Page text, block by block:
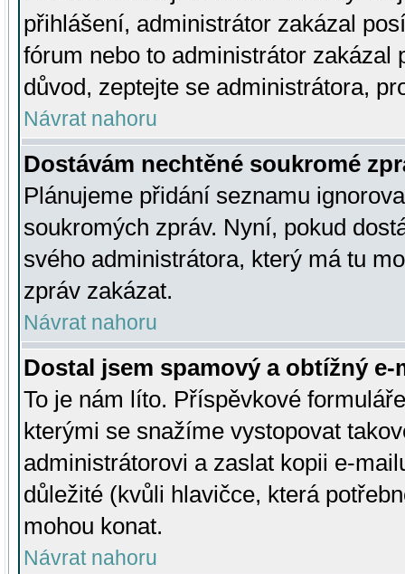
přihlášení, administrátor zakázal
fórum nebo to administrátor zakázal
důvod, zeptejte se administrátora,
Návrat nahoru
Dostávám nechtěné soukromé
Plánujeme přidání seznamu
soukromých zpráv. Nyní, pokud
svého administrátora, který má tu
zpráv zakázat.
Návrat nahoru
Dostal jsem spamový a obtížný
To je nám líto. Příspěvkové
kterými se snažíme vystopovat
administrátorovi a zaslat kopii e-
důležité (kvůli hlavičce, která
mohou konat.
Návrat nahoru